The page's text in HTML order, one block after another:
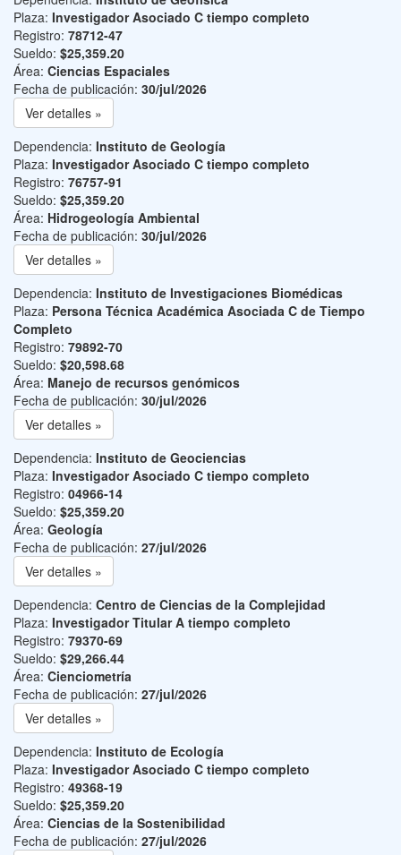
Plaza: Investigador Asociado C tiempo completo
Registro: 78712-47
Sueldo: $25,359.20
Área: Ciencias Espaciales
Fecha de publicación: 30/jul/2026
Ver detalles »
Dependencia: Instituto de Geología
Plaza: Investigador Asociado C tiempo completo
Registro: 76757-91
Sueldo: $25,359.20
Área: Hidrogeología Ambiental
Fecha de publicación: 30/jul/2026
Ver detalles »
Dependencia: Instituto de Investigaciones Biomédicas
Plaza: Persona Técnica Académica Asociada C de Tiempo
Completo
Registro: 79892-70
Sueldo: $20,598.68
Área: Manejo de recursos genómicos
Fecha de publicación: 30/jul/2026
Ver detalles »
Dependencia: Instituto de Geociencias
Plaza: Investigador Asociado C tiempo completo
Registro: 04966-14
Sueldo: $25,359.20
Área: Geología
Fecha de publicación: 27/jul/2026
Ver detalles »
Dependencia: Centro de Ciencias de la Complejidad
Plaza: Investigador Titular A tiempo completo
Registro: 79370-69
Sueldo: $29,266.44
Área: Cienciometría
Fecha de publicación: 27/jul/2026
Ver detalles »
Dependencia: Instituto de Ecología
Plaza: Investigador Asociado C tiempo completo
Registro: 49368-19
Sueldo: $25,359.20
Área: Ciencias de la Sostenibilidad
Fecha de publicación: 27/jul/2026